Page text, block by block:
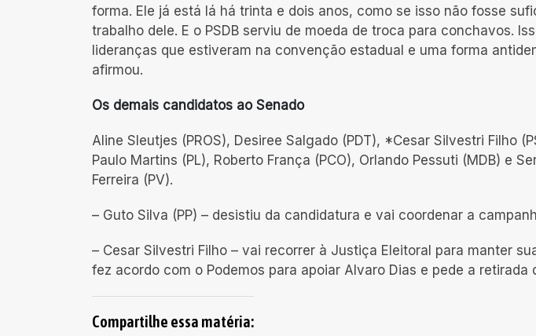
forma. Ele já está lá há trinta e dois anos, como se isso não fosse
trabalho dele. E o PSDB serviu de moeda de troca para conchavos.
lideranças que estiveram na convenção estadual e uma forma
afirmou.
Os demais candidatos ao Senado
Aline Sleutjes (PROS), Desiree Salgado (PDT), *Cesar Silvestri Filho
Paulo Martins (PL), Roberto França (PCO), Orlando Pessuti (MDB) e
Ferreira (PV).
– Guto Silva (PP) – desistiu da candidatura e vai coordenar a
– Cesar Silvestri Filho – vai recorrer à Justiça Eleitoral para manter
fez acordo com o Podemos para apoiar Alvaro Dias e pede a retirada
Compartilhe essa matéria: